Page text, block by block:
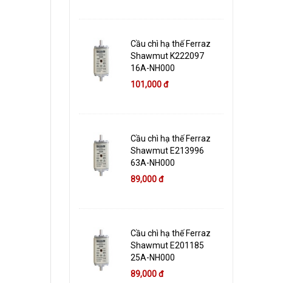
Cầu chì hạ thế Ferraz
Shawmut K222097
16A-NH000
101,000 đ
Cầu chì hạ thế Ferraz
Shawmut E213996
63A-NH000
89,000 đ
Cầu chì hạ thế Ferraz
Shawmut E201185
25A-NH000
89,000 đ